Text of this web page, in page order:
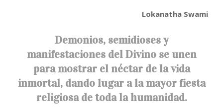
Lokanatha Swami
Demonios, semidioses y
manifestaciones del Divino se unen
para mostrar el néctar de la vida
inmortal, dando lugar a la mayor fiesta
religiosa de toda la humanidad.